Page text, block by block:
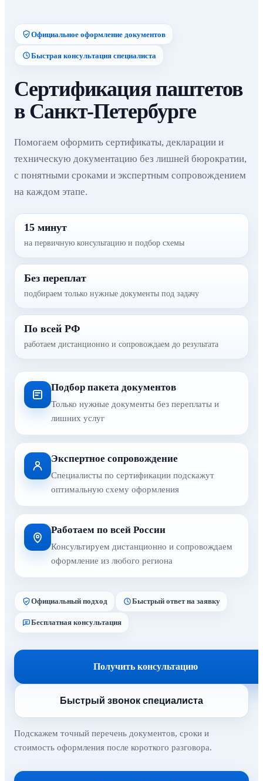
Официальное оформление документов
Быстрая консультация специалиста
Сертификация паштетов
в Санкт-Петербурге
Помогаем оформить сертификаты, декларации и
техническую документацию без лишней бюрократии,
с понятными сроками и экспертным сопровождением
на каждом этапе.
15 минут
на первичную консультацию и подбор схемы
Без переплат
подбираем только нужные документы под задачу
По всей РФ
работаем дистанционно и сопровождаем до результата
Подбор пакета документов
Только нужные документы без переплаты и
лишних услуг
Экспертное сопровождение
Специалисты по сертификации подскажут
оптимальную схему оформления
Работаем по всей России
Консультируем дистанционно и сопровождаем
оформление из любого региона
Официальный подход Быстрый ответ на заявку
Бесплатная консультация
Получить консультацию
Быстрый звонок специалиста
Подскажем точный перечень документов, сроки и
стоимость оформления после короткого разговора.